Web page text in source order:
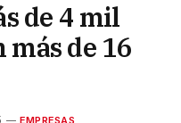
de 4 mil
de 16